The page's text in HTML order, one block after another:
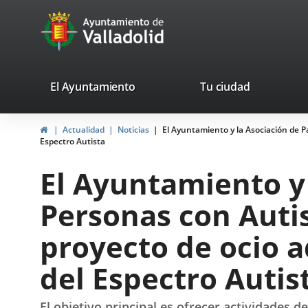
Portal
Web
Ayuntamiento
de
Valladolid
valladolid.es
El Ayuntamiento Tu ciudad
InicioActualidad Noticias
El Ayuntamiento y la Asociación de
Espectro Autista
El Ayuntamiento
Personas con
proyecto de ocio
del Espectro